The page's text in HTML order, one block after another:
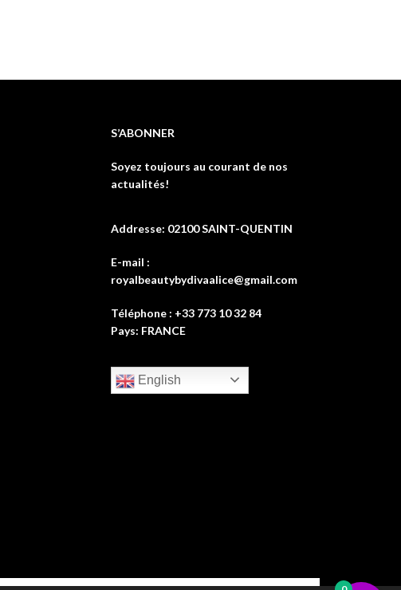
S’ABONNER
Soyez toujours au courant de nos
actualités!
Addresse: 02100 SAINT-QUENTIN
E-mail :
royalbeautybydivaalice@gmail.com
Téléphone : +33 773 10 32 84
Pays: FRANCE
English